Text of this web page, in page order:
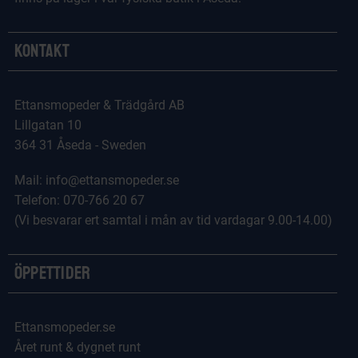
Kontakt
Ettansmopeder & Trädgård AB
Lillgatan 10
364 31 Åseda - Sweden
Mail: info@ettansmopeder.se
Telefon: 070-766 20 67
(Vi besvarar ert samtal i mån av tid vardagar 9.00-14.00)
Öppettider
Ettansmopeder.se
Året runt & dygnet runt